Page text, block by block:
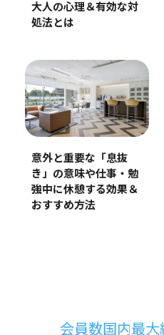
大人の心理＆有効な対
処法とは
意外と重要な「息抜
き」の意味や仕事・勉
強中に休憩する効果＆
おすすめ方法